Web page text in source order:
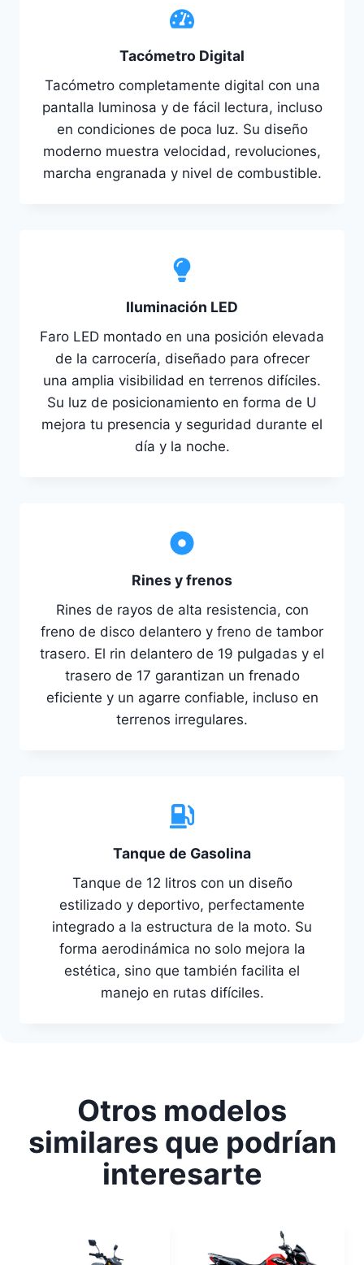
Tacómetro Digital
Tacómetro completamente digital con una
pantalla luminosa y de fácil lectura, incluso
en condiciones de poca luz. Su diseño
moderno muestra velocidad, revoluciones,
marcha engranada y nivel de combustible.
Iluminación LED
Faro LED montado en una posición elevada
de la carrocería, diseñado para ofrecer
una amplia visibilidad en terrenos difíciles.
Su luz de posicionamiento en forma de U
mejora tu presencia y seguridad durante el
día y la noche.
Rines y frenos
Rines de rayos de alta resistencia, con
freno de disco delantero y freno de tambor
trasero. El rin delantero de 19 pulgadas y el
trasero de 17 garantizan un frenado
eficiente y un agarre confiable, incluso en
terrenos irregulares.
Tanque de Gasolina
Tanque de 12 litros con un diseño
estilizado y deportivo, perfectamente
integrado a la estructura de la moto. Su
forma aerodinámica no solo mejora la
estética, sino que también facilita el
manejo en rutas difíciles.
Otros modelos
similares que podrían
interesarte